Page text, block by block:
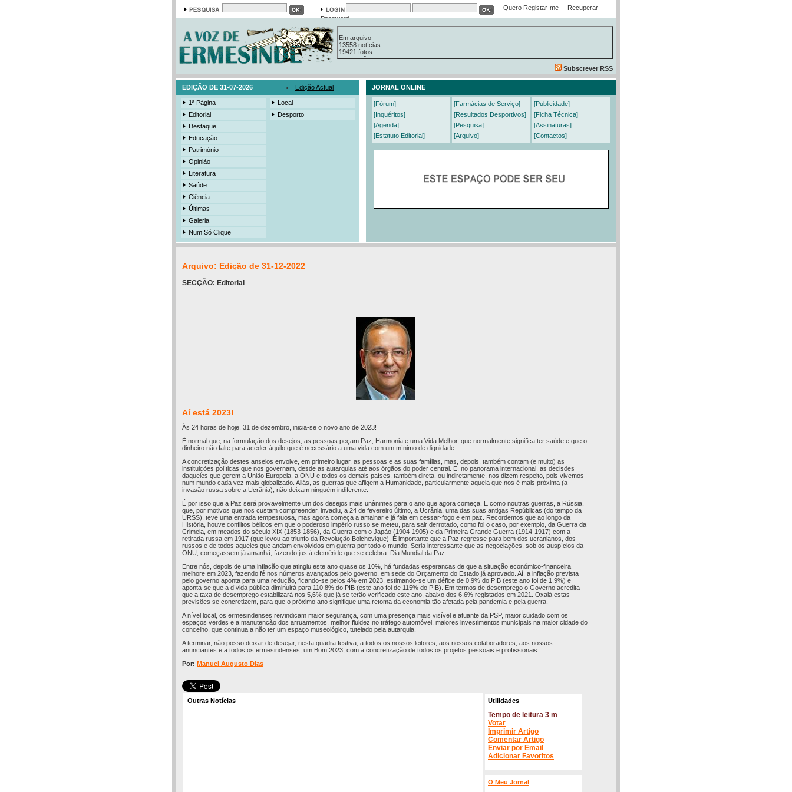
Quero Registar-me
Recuperar
Password
Em arquivo
13558 notícias
19421 fotos
385 edições
Subscrever RSS
EDIÇÃO DE 31-07-2026 Edição Actual JORNAL ONLINE
1ª Página
Editorial
Destaque
Educação
Património
Opinião
Literatura
Saúde
Ciência
Últimas
Galeria
Num Só Clique
Local
Desporto
[Fórum]
[Inquéritos]
[Agenda]
[Estatuto Editorial]
[Farmácias de Serviço]
[Resultados Desportivos]
[Pesquisa]
[Arquivo]
[Publicidade]
[Ficha Técnica]
[Assinaturas]
[Contactos]
Arquivo: Edição de 31-12-2022
SECÇÃO: Editorial
Aí está 2023!
Às 24 horas de hoje, 31 de dezembro, inicia-se o novo ano de 2023!
É normal que, na formulação dos desejos, as pessoas peçam Paz, Harmonia e uma Vida Melhor, que normalmente significa ter saúde e que o
dinheiro não falte para aceder àquilo que é necessário a uma vida com um mínimo de dignidade.
A concretização destes anseios envolve, em primeiro lugar, as pessoas e as suas famílias, mas, depois, também contam (e muito) as
instituições políticas que nos governam, desde as autarquias até aos órgãos do poder central. E, no panorama internacional, as decisões
daqueles que gerem a União Europeia, a ONU e todos os demais países, também direta, ou indiretamente, nos dizem respeito, pois vivemos
num mundo cada vez mais globalizado. Aliás, as guerras que afligem a Humanidade, particularmente aquela que nos é mais próxima (a
invasão russa sobre a Ucrânia), não deixam ninguém indiferente.
É por isso que a Paz será provavelmente um dos desejos mais unânimes para o ano que agora começa. E como noutras guerras, a Rússia,
que, por motivos que nos custam compreender, invadiu, a 24 de fevereiro último, a Ucrânia, uma das suas antigas Repúblicas (do tempo da
URSS), teve uma entrada tempestuosa, mas agora começa a amainar e já fala em cessar-fogo e em paz. Recordemos que ao longo da
História, houve conflitos bélicos em que o poderoso império russo se meteu, para sair derrotado, como foi o caso, por exemplo, da Guerra da
Crimeia, em meados do século XIX (1853-1856), da Guerra com o Japão (1904-1905) e da Primeira Grande Guerra (1914-1917) com a
retirada russa em 1917 (que levou ao triunfo da Revolução Bolchevique). É importante que a Paz regresse para bem dos ucranianos, dos
russos e de todos aqueles que andam envolvidos em guerra por todo o mundo. Seria interessante que as negociações, sob os auspícios da
ONU, começassem já amanhã, fazendo jus à efeméride que se celebra: Dia Mundial da Paz.
Entre nós, depois de uma inflação que atingiu este ano quase os 10%, há fundadas esperanças de que a situação económico-financeira
melhore em 2023, fazendo fé nos números avançados pelo governo, em sede do Orçamento do Estado já aprovado. Aí, a inflação prevista
pelo governo aponta para uma redução, ficando-se pelos 4% em 2023, estimando-se um défice de 0,9% do PIB (este ano foi de 1,9%) e
aponta-se que a dívida pública diminuirá para 110,8% do PIB (este ano foi de 115% do PIB). Em termos de desemprego o Governo acredita
que a taxa de desemprego estabilizará nos 5,6% que já se terão verificado este ano, abaixo dos 6,6% registados em 2021. Oxalá estas
previsões se concretizem, para que o próximo ano signifique uma retoma da economia tão afetada pela pandemia e pela guerra.
A nível local, os ermesindenses reivindicam maior segurança, com uma presença mais visível e atuante da PSP, maior cuidado com os
espaços verdes e a manutenção dos arruamentos, melhor fluidez no tráfego automóvel, maiores investimentos municipais na maior cidade do
concelho, que continua a não ter um espaço museológico, tutelado pela autarquia.
A terminar, não posso deixar de desejar, nesta quadra festiva, a todos os nossos leitores, aos nossos colaboradores, aos nossos
anunciantes e a todos os ermesindenses, um Bom 2023, com a concretização de todos os projetos pessoais e profissionais.
Por: Manuel Augusto Dias
Outras Notícias Utilidades
Tempo de leitura 3 m
Votar
Imprimir Artigo
Comentar Artigo
Enviar por Email
Adicionar Favoritos
O Meu Jornal